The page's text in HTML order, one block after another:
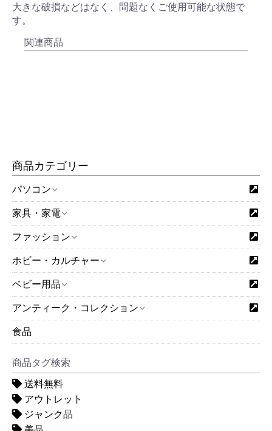
商品カテゴリー
パソコン
家具・家電
ファッション
ホビー・カルチャー
ベビー用品
アンティーク・コレクション
食品
商品タグ検索
送料無料
アウトレット
ジャンク品
大きな破損などはなく、問題なくご使用可能な状態で
す。
関連商品